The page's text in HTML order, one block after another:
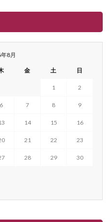
8月
金 土 日
1 2
6 7 8 9
14 15 16
21 22 23
28 29 30